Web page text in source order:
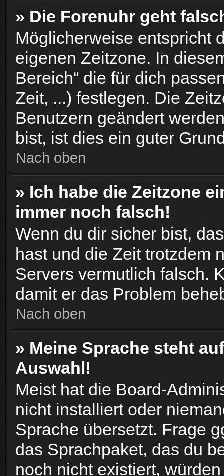
» Die Forenuhr geht
Möglicherweise entspricht
eigenen Zeitzone. In
Bereich“ die für dich
Zeit, ...) festlegen. Die
Benutzern geändert
bist, ist dies ein guter
Nach oben
» Ich habe die Zeitzone
immer noch falsch!
Wenn du dir sicher bist,
hast und die Zeit trotzdem
Servers vermutlich falsch.
damit er das Problem
Nach oben
» Meine Sprache steht
Auswahl!
Meist hat die Board-
nicht installiert oder
Sprache übersetzt. Frage
das Sprachpaket, das du
noch nicht existiert,